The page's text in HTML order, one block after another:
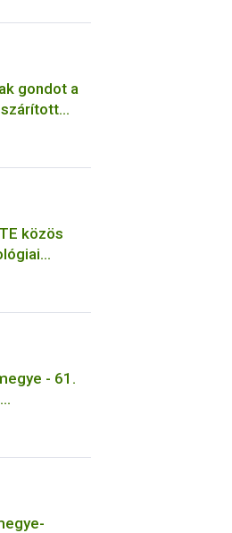
gondot a
közös
- 61.
Bölcsőde,